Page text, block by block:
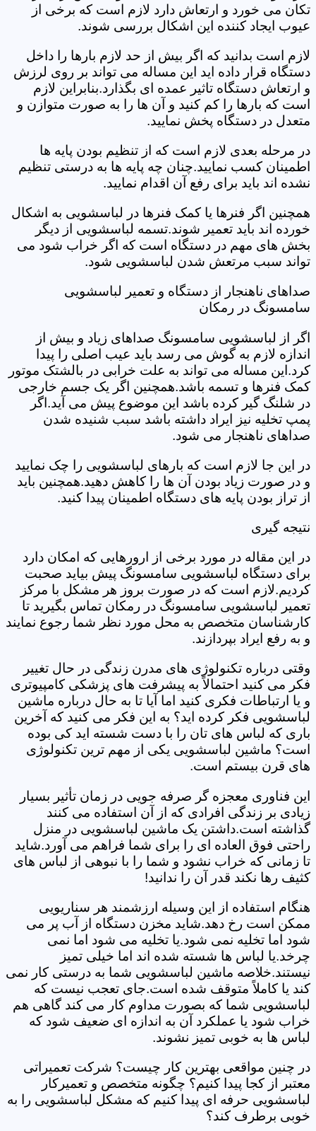
تکان می خورد و ارتعاش دارد لازم است که برخی از
عیوب ایجاد کننده این اشکال بررسی شوند.
لازم است بدانید که اگر بیش از حد لازم بارها را داخل
دستگاه قرار داده اید این مساله می تواند بر روی لرزش
و ارتعاش دستگاه تاثیر عمده ای بگذارد.بنابراین لازم
است که بارها را کم کنید و آن ها را به صورت متوازن و
متعدل در دستگاه پخش نمایید.
در مرحله بعدی لازم است که از تنظیم بودن پایه ها
اطمینان کسب نمایید.چنان چه پایه ها به درستی تنظیم
نشده اند باید برای رفع آن اقدام نمایید.
همچنین اگر فنرها یا کمک فنرها در لباسشویی به اشکال
خورده اند باید تعمیر شوند.تسمه لباسشویی از دیگر
بخش های مهم در دستگاه است که اگر خراب شود می
تواند سبب مرتعش شدن لباسشویی شود.
صداهای ناهنجار از دستگاه و تعمیر لباسشویی
سامسونگ در رمکان
اگر از لباسشویی سامسونگ صداهای زیاد و بیش از
اندازه لازم به گوش می رسد باید عیب اصلی را پیدا
کرد.این مساله می تواند به علت خرابی در بالشتک موتور
کمک فنرها و تسمه باشد.همچنین اگر یک جسم خارجی
در شلنگ گیر کرده باشد این موضوع پیش می آید.اگر
پمپ تخلیه نیز ایراد داشته باشد سبب شنیده شدن
صداهای ناهنجار می شود.
در این جا لازم است که بارهای لباسشویی را چک نمایید
و در صورت زیاد بودن آن ها را کاهش دهید.همچنین باید
از تراز بودن پایه های دستگاه اطمینان پیدا کنید.
نتیجه گیری
در این مقاله در مورد برخی از ارورهایی که امکان دارد
برای دستگاه لباسشویی سامسونگ پیش بیاید صحبت
کردیم.لازم است که در صورت بروز هر مشکل با مرکز
تعمیر لباسشویی سامسونگ در رمکان تماس بگیرید تا
کارشناسان متخصص به محل مورد نظر شما رجوع نمایند
و به رفع ایراد بپردازند.
وقتی درباره تکنولوژی های مدرن زندگی در حال تغییر
فکر می کنید احتمالاً به پیشرفت های پزشکی کامپیوتری
و یا ارتباطات فکری کنید اما آیا تا به حال درباره ماشین
لباسشویی فکر کرده اید؟ به این فکر می کنید که آخرین
باری که لباس های تان را با دست شسته اید کی بوده
است؟ ماشین لباسشویی یکی از مهم ترین تکنولوژی
های قرن بیستم است.
این فناوری معجزه گر صرفه جویی در زمان تأثیر بسیار
زیادی بر زندگی افرادی که از آن استفاده می کنند
گذاشته است.داشتن یک ماشین لباسشویی در منزل
راحتی فوق العاده ای را برای شما فراهم می آورد.شاید
تا زمانی که خراب نشود و شما را با نبوهی از لباس های
کثیف رها نکند قدر آن را ندانید!
هنگام استفاده از این وسیله ارزشمند هر سناریویی
ممکن است رخ دهد.شاید مخزن دستگاه از آب پر می
شود اما تخلیه نمی شود.یا تخلیه می شود اما نمی
چرخد.یا لباس ها شسته شده اند اما خیلی تمیز
نیستند.خلاصه ماشین لباسشویی شما به درستی کار نمی
کند یا کاملاً متوقف شده است.جای تعجب نیست که
لباسشویی شما که بصورت مداوم کار می کند گاهی هم
خراب شود یا عملکرد آن به اندازه ای ضعیف شود که
لباس ها به خوبی تمیز نشوند.
در چنین مواقعی بهترین کار چیست؟ شرکت تعمیراتی
معتبر از کجا پیدا کنیم؟ چگونه متخصص و تعمیرکار
لباسشویی حرفه ای پیدا کنیم که مشکل لباسشویی را به
خوبی برطرف کند؟